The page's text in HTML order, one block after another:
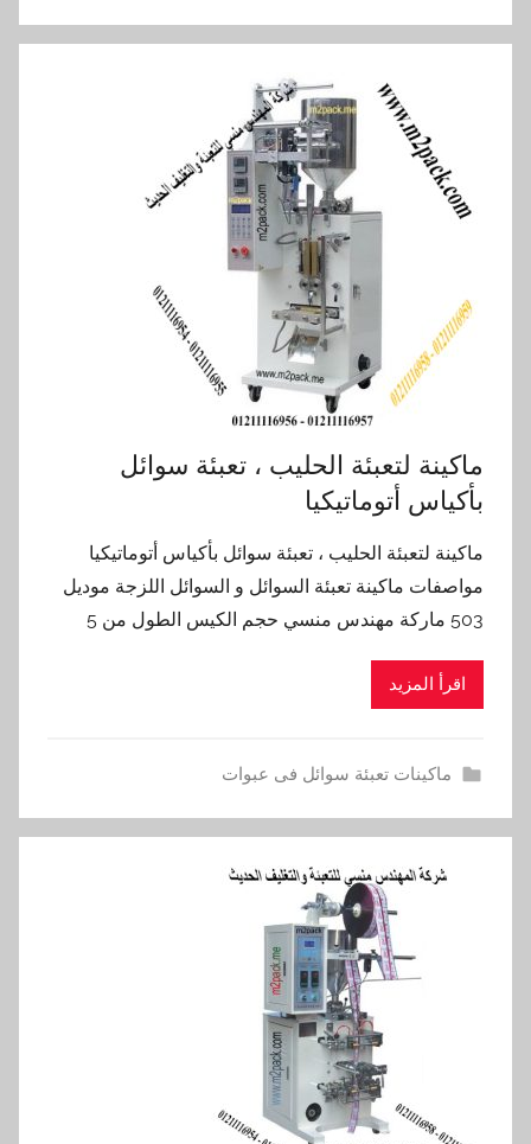
ماكينة لتعبئة الحليب ، تعبئة سوائل
بأكياس أتوماتيكيا
ماكينة لتعبئة الحليب ، تعبئة سوائل بأكياس أتوماتيكيا
مواصفات ماكينة تعبئة السوائل و السوائل اللزجة موديل
503 ماركة مهندس منسي حجم الكيس الطول من 5
اقرأ المزيد
ماكينات تعبئة سوائل فى عبوات